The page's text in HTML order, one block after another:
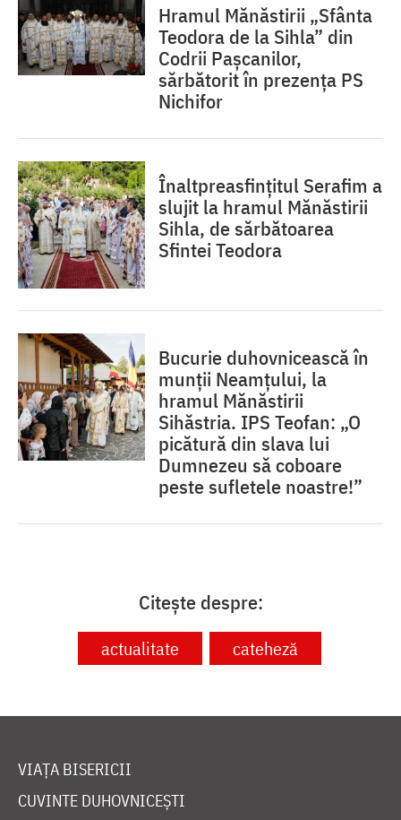
Hramul Mănăstirii „Sfânta
Teodora de la Sihla” din
Codrii Pașcanilor,
sărbătorit în prezența PS
Nichifor
Înaltpreasfințitul Serafim a
slujit la hramul Mănăstirii
Sihla, de sărbătoarea
Sfintei Teodora
Bucurie duhovnicească în
munții Neamțului, la
hramul Mănăstirii
Sihăstria. IPS Teofan: „O
picătură din slava lui
Dumnezeu să coboare
peste sufletele noastre!”
Citește despre:
actualitate cateheză
VIAȚA BISERICII
CUVINTE DUHOVNICEȘTI